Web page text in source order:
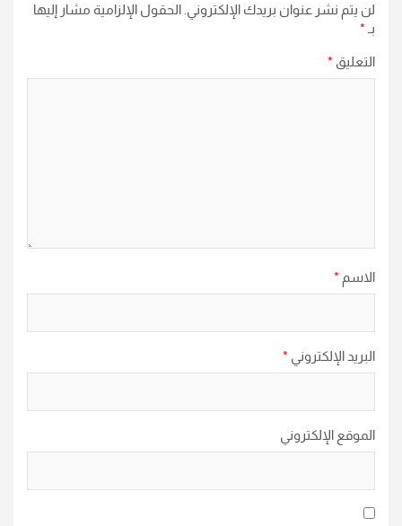
لن يتم نشر عنوان بريدك الإلكتروني. الحقول الإلزامية مشار إليها
بـ *
التعليق *
الاسم *
البريد الإلكتروني *
الموقع الإلكتروني